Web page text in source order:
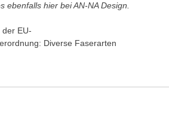
ebenfalls hier bei AN-NA Design.
der EU-
Diverse Faserarten